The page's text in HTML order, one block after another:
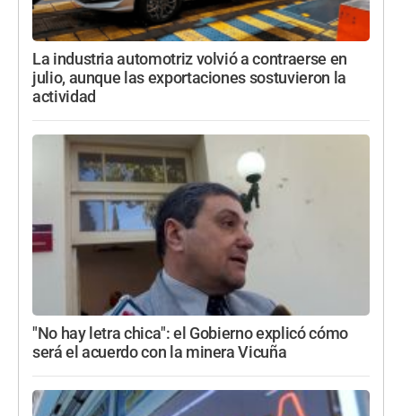
La industria automotriz volvió a contraerse en
julio, aunque las exportaciones sostuvieron la
actividad
"No hay letra chica": el Gobierno explicó cómo
será el acuerdo con la minera Vicuña